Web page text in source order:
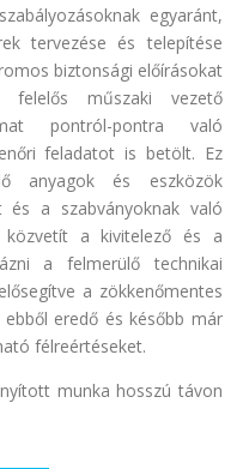
egyaránt,
tervezése és telepítése
biztonsági előírásokat
műszaki vezető
pontról-pontra való
feladatot is betölt. Ez
anyagok és eszközök
a szabványoknak való
közvetít a kivitelező és a
a felmerülő technikai
a zökkenőmentes
eredő és később már
félreértéseket.
munka hosszú távon